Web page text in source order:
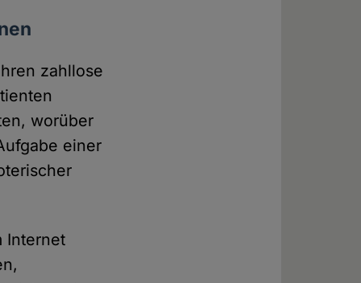
zahllose
worüber
einer
Internet